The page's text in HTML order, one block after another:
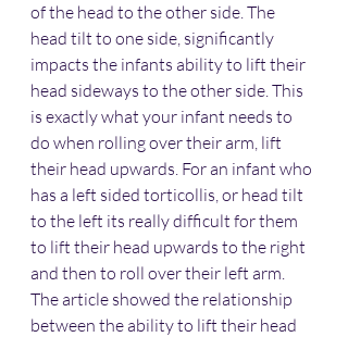
of the head to the other side. The
head tilt to one side, significantly
impacts the infants ability to lift their
head sideways to the other side. This
is exactly what your infant needs to
do when rolling over their arm, lift
their head upwards. For an infant who
has a left sided torticollis, or head tilt
to the left its really difficult for them
to lift their head upwards to the right
and then to roll over their left arm.
The article showed the relationship
between the ability to lift their head